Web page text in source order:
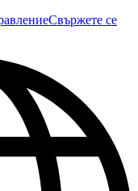
Свържете се